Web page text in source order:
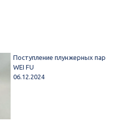
Поступление плунжерных пар
WEI FU
06.12.2024